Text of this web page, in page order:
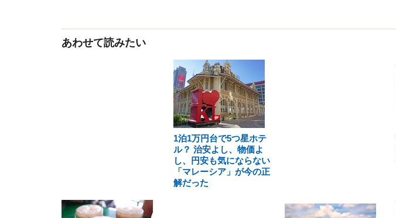
あわせて読みたい
1泊1万円台で5つ星ホテ
ル？ 治安よし、物価よ
し、円安も気にならない
「マレーシア」が今の正
解だった